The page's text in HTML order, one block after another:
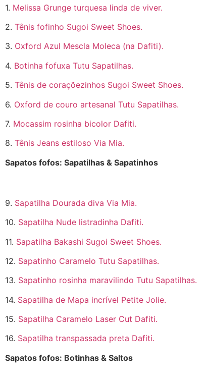
1. Melissa Grunge turquesa linda de viver.
2. Tênis fofinho Sugoi Sweet Shoes.
3. Oxford Azul Mescla Moleca (na Dafiti).
4. Botinha fofuxa Tutu Sapatilhas.
5. Tênis de coraçõezinhos Sugoi Sweet Shoes.
6. Oxford de couro artesanal Tutu Sapatilhas.
7. Mocassim rosinha bicolor Dafiti.
8. Tênis Jeans estiloso Via Mia.
Sapatos fofos: Sapatilhas & Sapatinhos
9. Sapatilha Dourada diva Via Mia.
10. Sapatilha Nude listradinha Dafiti.
11. Sapatilha Bakashi Sugoi Sweet Shoes.
12. Sapatinho Caramelo Tutu Sapatilhas.
13. Sapatinho rosinha maravilindo Tutu Sapatilhas.
14. Sapatilha de Mapa incrível Petite Jolie.
15. Sapatilha Caramelo Laser Cut Dafiti.
16. Sapatilha transpassada preta Dafiti.
Sapatos fofos: Botinhas & Saltos